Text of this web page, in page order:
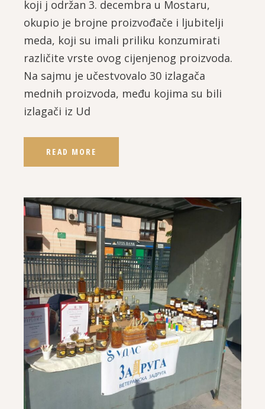
koji j održan 3. decembra u Mostaru,
okupio je brojne proizvođače i ljubitelji
meda, koji su imali priliku konzumirati
različite vrste ovog cijenjenog proizvoda.
Na sajmu je učestvovalo 30 izlagača
mednih proizvoda, među kojima su bili
izlagači iz Ud
READ MORE